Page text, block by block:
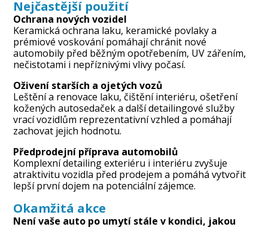
Nejčastější použití
Ochrana nových vozidel
Keramická ochrana laku, keramické povlaky a
prémiové voskování pomáhají chránit nové
automobily před běžným opotřebením, UV zářením,
nečistotami i nepříznivými vlivy počasí.
Oživení starších a ojetých vozů
Leštění a renovace laku, čištění interiéru, ošetření
kožených autosedaček a další detailingové služby
vrací vozidlům reprezentativní vzhled a pomáhají
zachovat jejich hodnotu.
Předprodejní příprava automobilů
Komplexní detailing exteriéru i interiéru zvyšuje
atraktivitu vozidla před prodejem a pomáhá vytvořit
lepší první dojem na potenciální zájemce.
Okamžitá akce
Není vaše auto po umytí stále v kondici, jakou